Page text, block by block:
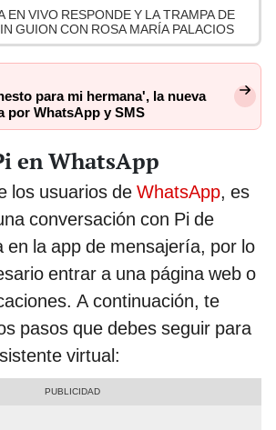
EN VIVO RESPONDE Y LA TRAMPA DE
GUION CON ROSA MARÍA PALACIOS
para mi hermana', la nueva
por WhatsApp y SMS
en WhatsApp
los usuarios de WhatsApp, es
conversación con Pi de
en la app de mensajería, por lo
entrar a una página web o
A continuación, te
pasos que debes seguir para
virtual: